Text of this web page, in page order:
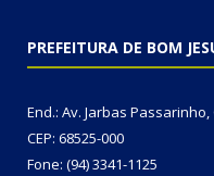
PREFEITURA DE BOM
End.: Av. Jarbas Passarinho,
CEP: 68525-000
Fone: (94) 3341-1125